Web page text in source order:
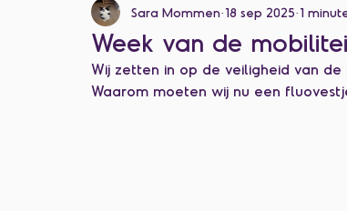
Categorie zonder titel
Week van de
Sara Mommen 18 sep 2025 1
Wij zetten in op de veiligheid van de
Waarom moeten wij nu een